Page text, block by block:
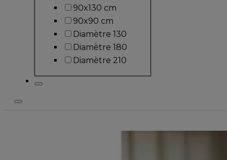
90x130 cm
90x90 cm
Diamètre 130
Diamètre 180
Diamètre 210